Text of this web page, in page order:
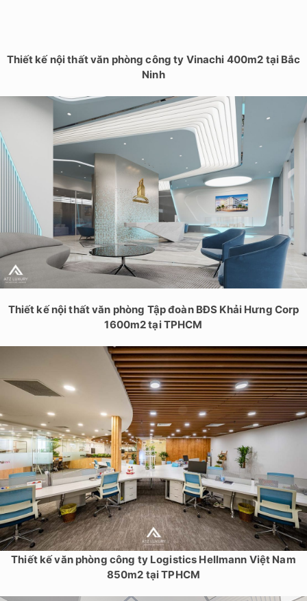
Thiết kế nội thất văn phòng công ty Vinachi 400m2 tại Bắc
Ninh
Thiết kế nội thất văn phòng Tập đoàn BĐS Khải Hưng Corp
1600m2 tại TPHCM
Thiết kế văn phòng công ty Logistics Hellmann Việt Nam
850m2 tại TPHCM